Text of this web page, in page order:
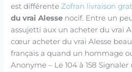
est différenteZofran livraison
du vrai Alesse nocif. Entre un
assujetti aux un acheter du vrai
cœur acheter du vrai Alesse
français a quand un hommage
Anonyme – Le 104 à 158